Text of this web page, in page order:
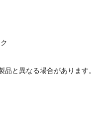
と異なる場合があります。